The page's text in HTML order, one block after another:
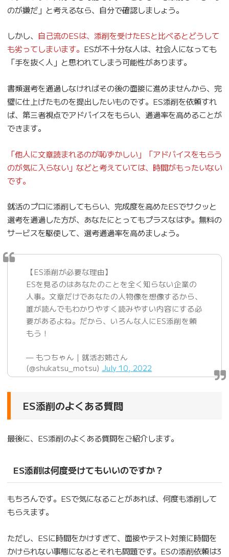
のが嫌だ」と考えるなら、自分で確認しましょう。
しかし、 自己流のESは、添削を受けたESと比べるとどうして
も劣ってしまいます。 ESが不十分な人は、社会人になっても
「手を抜く人」と思われてしまう可能性があります。
書類選考を通過しなければその後の面接に進めませんから、完
璧に仕上げたものを提出したいものです。ES添削を依頼すれ
ば、第三者視点でアドバイスをもらい、通過率を高めることが
できます。
「他人に文章読まれるのが恥ずかしい」「アドバイスをもらう
のが気に入らない」などと考えていては、時間がもったいない
です。
就活のプロに添削してもらい、完成度を高めたESでサクッと
選考を通過した方が、あなたにとってもプラスなはず。無料の
サービスを駆使して、選考通過率を高めましょう。
【ES添削が必要な理由】
ESを見るのはあなたのことを全く知らない企業の
人事。文章だけであなたの人物像を想像するから、
誰が読んでもわかりやすく読みやすい内容にする必
要があるよね。だから、いろんな人にES添削を頼
もう！
— もつちゃん｜就活お姉さん
(@shukatsu_motsu) July 10, 2022
ES添削のよくある質問
最後に、ES添削のよくある質問をご紹介します。
ES添削は何度受けてもいいのですか？
もちろんです。ESで気になることがあれば、何度も添削して
もらえます。
ただし、ESに時間をかけすぎて、面接やテスト対策に時間を
かけられない事態になるとそれも問題です。ESの添削依頼は3